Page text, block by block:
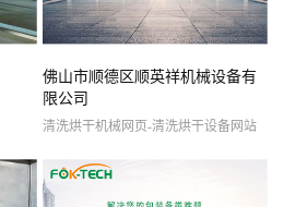
佛山市顺德区顺英祥机械设备有
限公司
清洗烘干机械网页-清洗烘干设备网站